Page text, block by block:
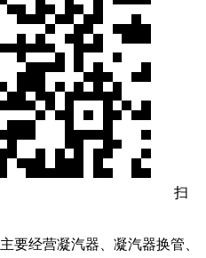
扫
主要经营凝汽器、凝汽器换管、